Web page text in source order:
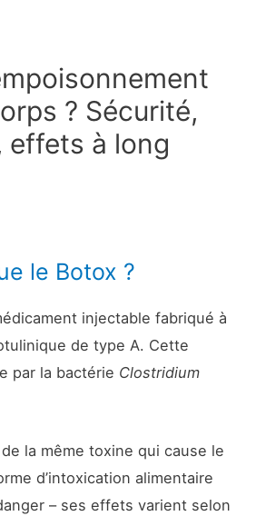
? Sécurité,
effets à long
le Botox ?
injectable fabriqué à
de type A. Cette
par la bactérie Clostridium
de la même toxine qui cause le
d’intoxication alimentaire
– ses effets varient selon